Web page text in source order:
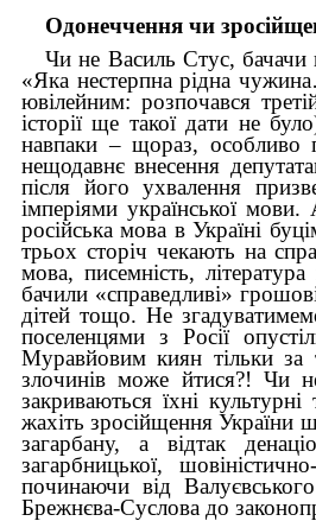
Одонеччення чи
Чи не Василь Стус, бачачи
«Яка нестерпна рідна
ювілейним: розпочався
історії ще такої дати не
навпаки – щораз, особливо
нещодавнє внесення
після його ухвалення
імперіями української
російська мова в Україні
трьох сторіч чекають на
мова, писемність,
бачили «справедливі»
дітей тощо. Не
поселенцями з Росії
Муравйовим киян тільки
злочинів може йтися?! Чи
закриваються їхні
жахіть зросійщення України
загарбану, а відтак
загарбницької,
починаючи від
Брежнєва-Суслова до